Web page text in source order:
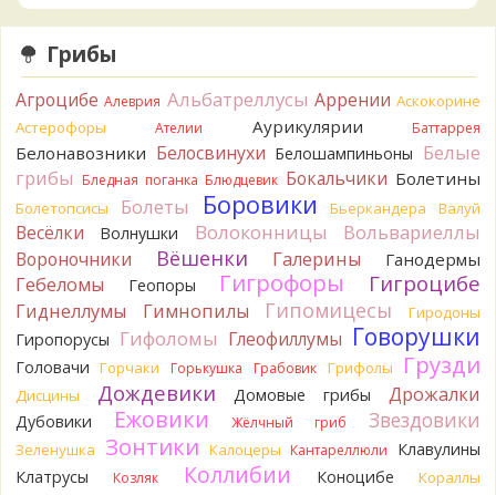
начали желтеть. Выкинул. Большое спасибо.
3 часа назад
Кирилл
3 часа назад
Tatiana_A
Да. Но они не все безоговорочно
съедобны.
4 часа назад
Tatiana_A
В следующий раз вырвите его целиком и
разрежьте ножку вертикально. Именно вертикально.
Пожелтение у самого основания - значит, Ш. Желтокожий,
ядовит. Иногда полезно гриб сварить, Желтокожий и еще
несколько ядовитых начинают жутко вонять химией, и
4 часа назад
Кирилл
Спасибо, а можно быть хотя бы уверенным,
что это сыроежки? Полости в ножке нет, но центральная
часть видно, что другого цвета немного. Изменения цвета
на срезе нет. Росли на опушке под не старым дубом.
Кожица со шляпки вообще не снимается, вместо этого
обламываются края шляпки.
4 часа назад
Грибы
Агроцибе Алеврия Альбатреллусы Аррении Аскокорине
Астерофоры
Ателии Аурикулярии Баттаррея
Белонавозники Белосвинухи Белошампиньоны Белые
грибы Бледная поганка Блюдцевик Бокальчики Болетины
Болетопсисы Болеты Боровики Бьеркандера Валуй
Весёлки Волнушки Волоконницы Вольвариеллы
Вороночники Вёшенки Галерины Ганодермы
Гебеломы Геопоры Гигрофоры Гигроцибе
Гиднеллумы Гимнопилы Гипомицесы Гиродоны
Гиропорусы Гифоломы Глеофиллумы Говорушки
Головачи Горчаки Горькушка Грабовик Грифолы Грузди
Дисцины Дождевики Домовые грибы Дрожалки
Дубовики Ежовики Жёлчный гриб Звездовики
Зеленушка Зонтики Калоцеры Кантареллюли
Клавулины
Клатрусы
Козляк Коллибии Коноцибе Кораллы